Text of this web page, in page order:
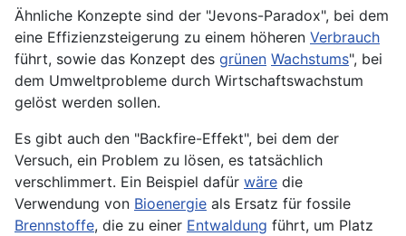
Ähnliche Konzepte sind der "Jevons-Paradox", bei dem
eine Effizienzsteigerung zu einem höheren Verbrauch
führt, sowie das Konzept des grünen Wachstums", bei
dem Umweltprobleme durch Wirtschaftswachstum
gelöst werden sollen.
Es gibt auch den "Backfire-Effekt", bei dem der
Versuch, ein Problem zu lösen, es tatsächlich
verschlimmert. Ein Beispiel dafür wäre die
Verwendung von Bioenergie als Ersatz für fossile
Brennstoffe, die zu einer Entwaldung führt, um Platz